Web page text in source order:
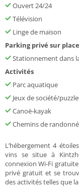
Ouvert 24/24
Télévision
Linge de maison
Parking privé sur
Stationnement dans
Activités
Parc aquatique
Jeux de société/
Canoë-kayak
Chemins de
L’hébergement 4
vins se situe à
connexion Wi-Fi
privé gratuit et se
des activités telles que